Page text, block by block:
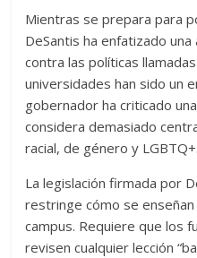
Mientras se prepara para
DeSantis ha enfatizado
contra las políticas
universidades han sido un
gobernador ha criticado
considera demasiado
racial, de género y LGBTQ+.
La legislación firmada por
restringe cómo se
campus. Requiere que los
revisen cualquier lección